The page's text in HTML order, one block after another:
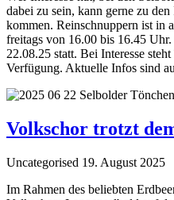
dabei zu sein, kann gerne zu
kommen. Reinschnuppern ist in
freitags von 16.00 bis 16.45
22.08.25 statt. Bei Interesse
Verfügung. Aktuelle Infos sind
Volkschor trotzt
Uncategorised 19. August 2025
Im Rahmen des beliebten